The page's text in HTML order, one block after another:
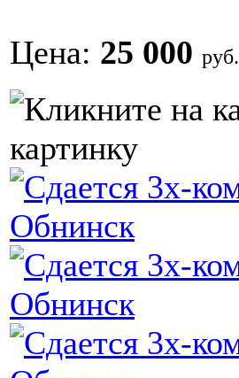
Цена: 25 000 руб.
картинку